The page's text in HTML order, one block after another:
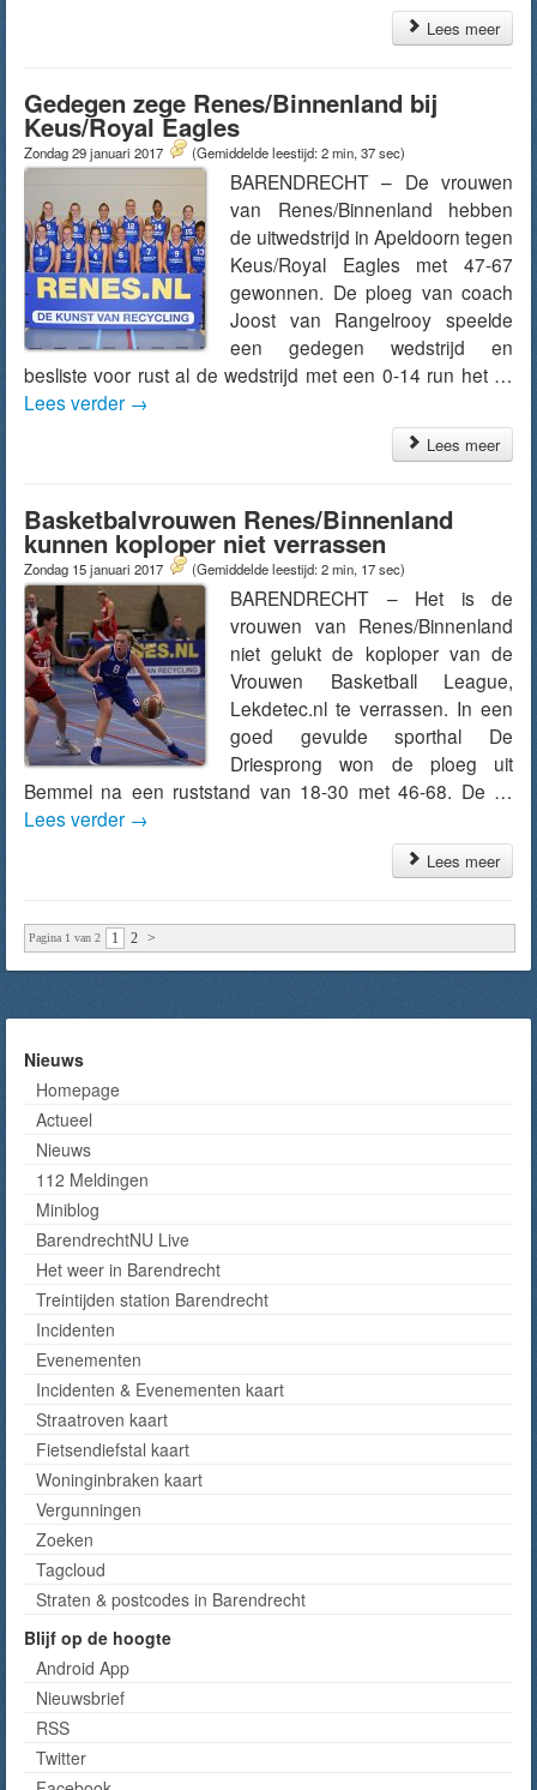
Lees meer
Gedegen zege Renes/Binnenland bij
Keus/Royal Eagles
Zondag 29 januari 2017 (Gemiddelde leestijd: 2 min, 37 sec)
BARENDRECHT – De vrouwen
van Renes/Binnenland hebben
de uitwedstrijd in Apeldoorn tegen
Keus/Royal Eagles met 47-67
gewonnen. De ploeg van coach
Joost van Rangelrooy speelde
een gedegen wedstrijd en
besliste voor rust al de wedstrijd met een 0-14 run het …
Lees verder →
Lees meer
Basketbalvrouwen Renes/Binnenland
kunnen koploper niet verrassen
Zondag 15 januari 2017 (Gemiddelde leestijd: 2 min, 17 sec)
BARENDRECHT – Het is de
vrouwen van Renes/Binnenland
niet gelukt de koploper van de
Vrouwen Basketball League,
Lekdetec.nl te verrassen. In een
goed gevulde sporthal De
Driesprong won de ploeg uit
Bemmel na een ruststand van 18-30 met 46-68. De …
Lees verder →
Lees meer
Pagina 1 van 2 1 2 >
Nieuws
Homepage
Actueel
Nieuws
112 Meldingen
Miniblog
BarendrechtNU Live
Het weer in Barendrecht
Treintijden station Barendrecht
Incidenten
Evenementen
Incidenten & Evenementen kaart
Straatroven kaart
Fietsendiefstal kaart
Woninginbraken kaart
Vergunningen
Zoeken
Tagcloud
Straten & postcodes in Barendrecht
Blijf op de hoogte
Android App
Nieuwsbrief
RSS
Twitter